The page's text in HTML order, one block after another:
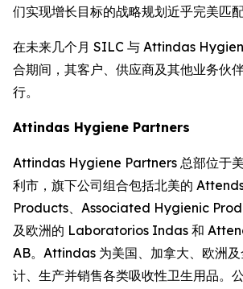
们实现增长目标的战略规划近乎完美匹
在未来几个月 SILC 与 Attindas
合期间，其客户、供应商及其他业务伙
行。
Attindas Hygiene Partners
Attindas Hygiene Partners 总部位于
利市，旗下公司组合包括北美的
Products、Associated Hygienic
及欧洲的 Laboratorios Indas 和
AB。Attindas 为美国、加拿大、欧洲
计、生产并销售各类吸收性卫生用品。